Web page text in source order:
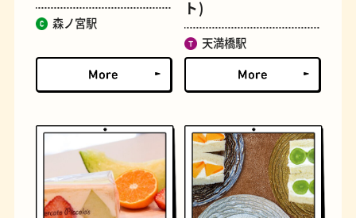
森ノ宮駅
ト)
天満橋駅